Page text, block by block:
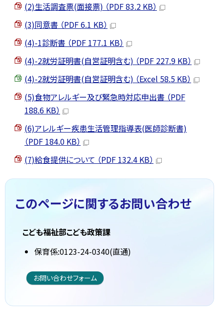
(2)生活調査票(面接票) （PDF 83.2 KB）
(3)同意書 （PDF 6.1 KB）
(4)-1診断書 （PDF 177.1 KB）
(4)-2就労証明書(自営証明含む) （PDF 227.9 KB）
(4)-2就労証明書(自営証明含む) （Excel 58.5 KB）
(5)食物アレルギー及び緊急時対応申出書 （PDF
188.6 KB）
(6)アレルギー疾患生活管理指導表(医師診断書)
（PDF 184.0 KB）
(7)給食提供について （PDF 132.4 KB）
このページに関するお問い合わせ
こども福祉部こども政策課
保育係:0123-24-0340(直通)
お問い合わせフォーム